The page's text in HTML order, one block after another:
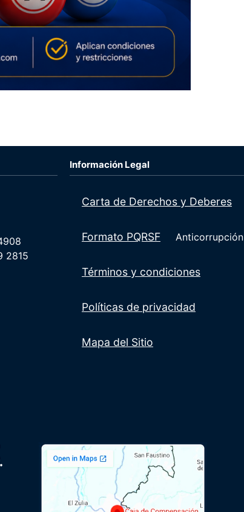
2815
Información Legal
Carta de Derechos y Deberes
Formato PQRSF Anticorrupción
Términos y condiciones
Políticas de privacidad
Mapa del Sitio